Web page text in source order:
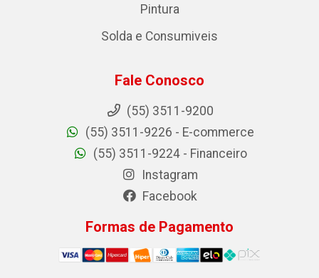
Pintura
Solda e Consumiveis
Fale Conosco
(55) 3511-9200
(55) 3511-9226 - E-commerce
(55) 3511-9224 - Financeiro
Instagram
Facebook
Formas de Pagamento